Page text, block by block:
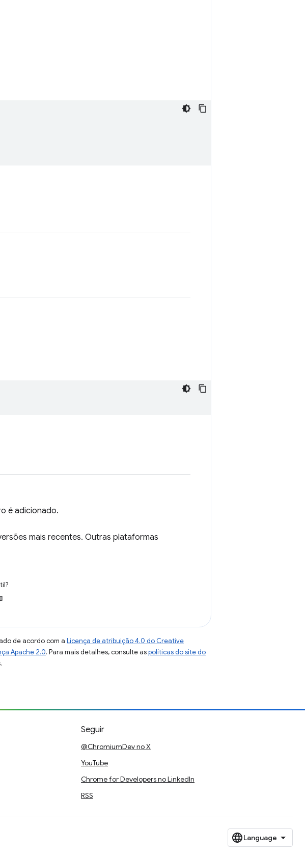
é adicionado.
mais recentes. Outras plataformas
de acordo com a Licença de atribuição 4.0 do Creative
Apache 2.0. Para mais detalhes, consulte aspolíticas do site do
Seguir
@ChromiumDev no X
YouTube
Chrome for Developers no LinkedIn
RSS